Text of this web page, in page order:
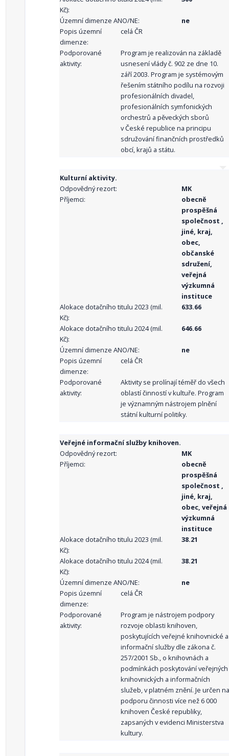
Kč):
Územní dimenze ANO/NE:
ne
Popis územní
dimenze:
celá ČR
Podporované
aktivity:
Program je realizován na základě
usnesení vlády č. 902 ze dne 10.
září 2003. Program je systémovým
řešením státního podílu na rozvoji
profesionálních divadel,
profesionálních symfonických
orchestrů a pěveckých sborů
v České republice na principu
sdružování finančních prostředků
obcí, krajů a státu.
Kulturní aktivity.
Odpovědný rezort:
MK
Příjemci:
obecně
prospěšná
společnost ,
jiné, kraj,
obec,
občanské
sdružení,
veřejná
výzkumná
instituce
Alokace dotačního titulu 2023 (mil.
Kč):
633.66
Alokace dotačního titulu 2024 (mil.
Kč):
646.66
Územní dimenze ANO/NE:
ne
Popis územní
dimenze:
celá ČR
Podporované
aktivity:
Aktivity se prolínají téměř do všech
oblastí činností v kultuře. Program
je významným nástrojem plnění
státní kulturní politiky.
Veřejné informační služby knihoven.
Odpovědný rezort:
MK
Příjemci:
obecně
prospěšná
společnost ,
jiné, kraj,
obec, veřejná
výzkumná
instituce
Alokace dotačního titulu 2023 (mil.
Kč):
38.21
Alokace dotačního titulu 2024 (mil.
Kč):
38.21
Územní dimenze ANO/NE:
ne
Popis územní
dimenze:
celá ČR
Podporované
aktivity:
Program je nástrojem podpory
rozvoje oblasti knihoven,
poskytujících veřejné knihovnické a
informační služby dle zákona č.
257/2001 Sb., o knihovnách a
podmínkách poskytování veřejných
knihovnických a informačních
služeb, v platném znění. Je určen na
podporu činnosti více než 6 000
knihoven České republiky,
zapsaných v evidenci Ministerstva
kultury.